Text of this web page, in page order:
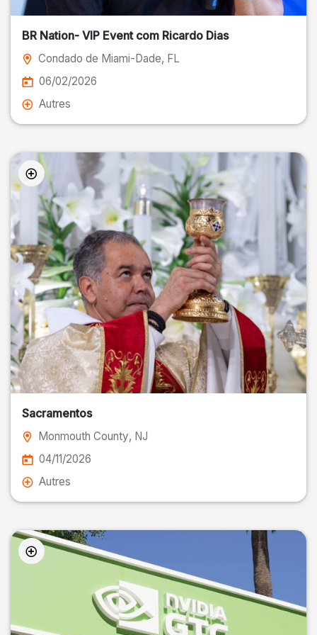
BR Nation- VIP Event com Ricardo Dias
Condado de Miami-Dade, FL
06/02/2026
Autres
Sacramentos
Monmouth County, NJ
04/11/2026
Autres